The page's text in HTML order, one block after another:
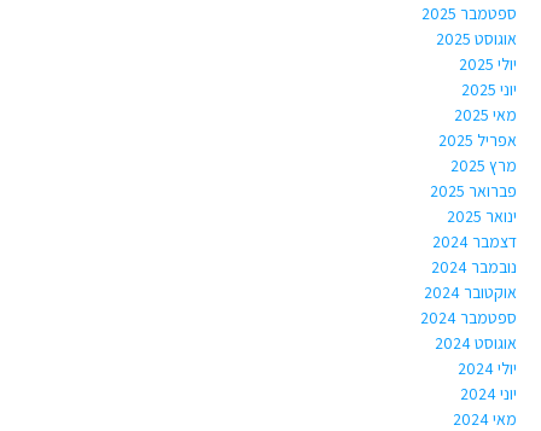
ספטמבר 2025
אוגוסט 2025
יולי 2025
יוני 2025
מאי 2025
אפריל 2025
מרץ 2025
פברואר 2025
ינואר 2025
דצמבר 2024
נובמבר 2024
אוקטובר 2024
ספטמבר 2024
אוגוסט 2024
יולי 2024
יוני 2024
מאי 2024